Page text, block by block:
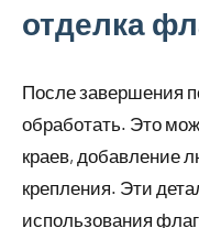
отделка
После завершения
обработать. Это
краев, добавление
крепления. Эти
использования